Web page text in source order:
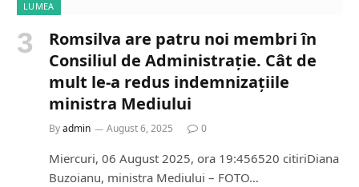
LUMEA
Romsilva are patru noi membri în
Consiliul de Administrație. Cât de
mult le-a redus indemnizațiile
ministra Mediului
Byadmin August 6, 2025 0
Miercuri, 06 August 2025, ora 19:456520 citiriDiana
Buzoianu, ministra Mediului – FOTO…